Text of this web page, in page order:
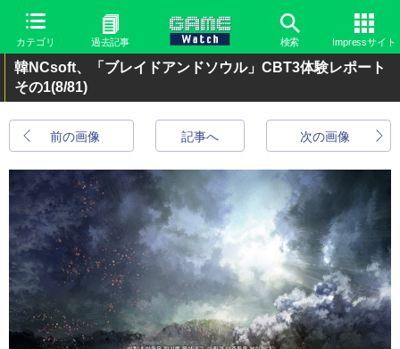
カテゴリ 過去記事 検索 Impressサイト
韓NCsoft、「ブレイドアンドソウル」CBT3体験レポート
その1(8/81)
前の画像 次の画像
記事へ